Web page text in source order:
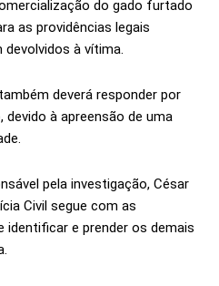
do gado furtado
as providências legais
à vítima.
deverá responder por
à apreensão de uma
pela investigação, César
Civil segue com as
identificar e prender os demais